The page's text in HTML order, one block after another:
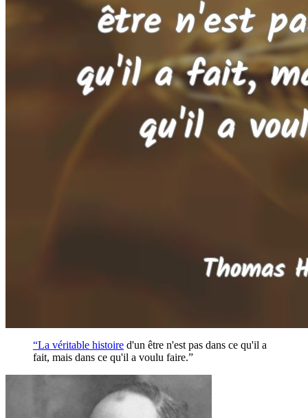
“La véritable histoire d'un être n'est pas dans ce qu'il a
fait, mais dans ce qu'il a voulu faire.”